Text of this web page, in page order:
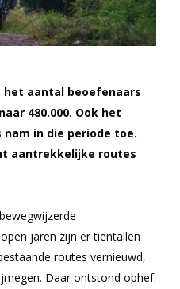
het aantal beoefenaars
480.000. Ook het
in die periode toe.
aantrekkelijke routes
jaren zijn er tientallen
routes vernieuwd,
Daar ontstond ophef.